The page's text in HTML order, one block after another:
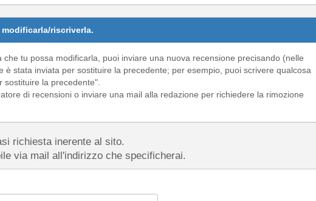
riscriverla.
tu possa modificarla, puoi inviare una nuova recensione precisando (nelle
è stata inviata per sostituire la precedente; per esempio, puoi scrivere qualcosa
la precedente".
di recensioni o inviare una mail alla redazione per richiedere la rimozione
richiesta inerente al sito.
via mail all'indirizzo che specificherai.